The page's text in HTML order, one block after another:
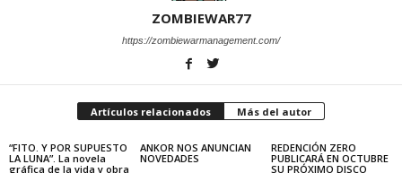
ZOMBIEWAR77
https://zombiewarmanagement.com/
Artículos relacionados Más del autor
“FITO. Y POR SUPUESTO
LA LUNA”. La novela
gráfica de la vida y obra
ANKOR NOS ANUNCIAN
NOVEDADES
REDENCIÓN ZERO
PUBLICARÁ EN OCTUBRE
SU PRÓXIMO DISCO